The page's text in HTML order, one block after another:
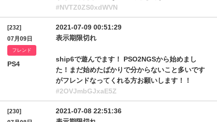
#NVTZ0ZS0xdWVN
[232]
07月09日
フレンド
PS4
2021-07-09 00:51:29
表示期限切れ
ship6で遊んでます！ PSO2NGSから始めまし
た！まだ始めたばかりで分からないこと多いです
がフレンドなってくれる方お願いします！！
#2OVJmbGJxaE5Z
[230]
2021-07-08 22:51:36